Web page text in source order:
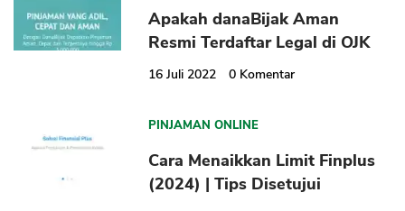
Apakah danaBijak Aman
Resmi Terdaftar Legal di OJK
16 Juli 2022 0 Komentar
PINJAMAN ONLINE
Cara Menaikkan Limit Finplus
(2024) | Tips Disetujui